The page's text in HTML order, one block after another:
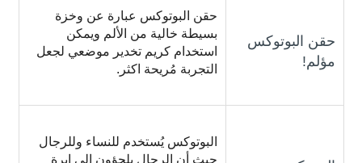
حقن البوتوكس
مؤلم!
حقن البوتوكس عبارة عن وخزة
بسيطة خالية من الألم ويمكن
استخدام كريم تخدير موضعي لجعل
التجربة مُريحة اكثر.
البوتوكس يُستخدم للنساء وللرجال
حيث أن الرجال يلجؤون الى إبرة